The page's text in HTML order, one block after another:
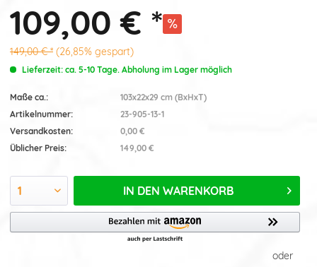
109,00 € *
149,00 € * (26,85% gespart)
Lieferzeit: ca. 5-10 Tage. Abholung im Lager möglich
Maße ca.:
103x22x29 cm (BxHxT)
Artikelnummer:
23-905-13-1
Versandkosten:
0,00 €
Üblicher Preis:
149,00 €
IN DEN WARENKORB
oder